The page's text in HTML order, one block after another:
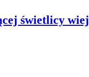
świetlicy